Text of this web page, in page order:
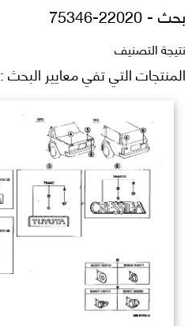
بحث -75346-22020
نتيجة التصنيف
المنتجات التي تفي معايير البحث : 75346 22020